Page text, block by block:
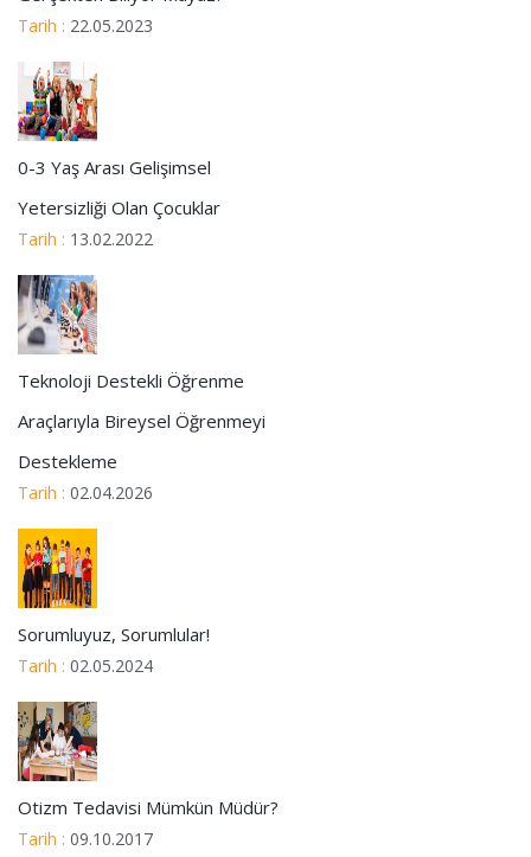
Tarih : 22.05.2023
0-3 Yaş Arası Gelişimsel
Yetersizliği Olan Çocuklar
Tarih : 13.02.2022
Teknoloji Destekli Öğrenme
Araçlarıyla Bireysel Öğrenmeyi
Destekleme
Tarih : 02.04.2026
Sorumluyuz, Sorumlular!
Tarih : 02.05.2024
Otizm Tedavisi Mümkün Müdür?
Tarih : 09.10.2017